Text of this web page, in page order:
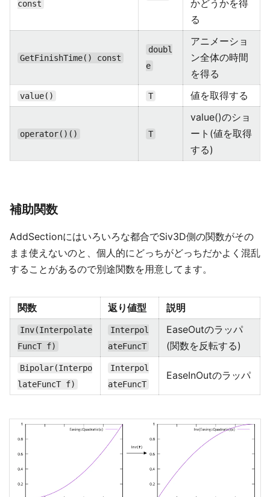
const
かどうかを得
る
GetFinishTime() const
doubl
e
アニメーショ
ン全体の時間
を得る
value() T 値を取得する
operator()() T
value()のショ
ート(値を取得
する)
補助関数
AddSectionにはいろいろな都合でSiv3D側の関数がその
まま使えないのと、個人的にどっちがどっちだかよく混乱
することがあるので別途関数を用意してます。
関数 返り値型 説明
Inv(Interpolate
FuncT f)
Interpol
ateFuncT
EaseOutのラッパ
(関数を反転する)
Bipolar(Interpo
lateFuncT f)
Interpol
ateFuncT
EaseInOutのラッパ